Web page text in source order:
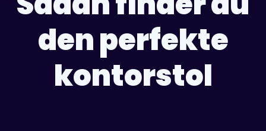
den perfekte
kontorstol